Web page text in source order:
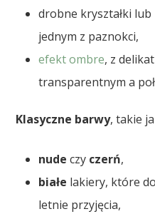
drobne kryształki
jednym z paznokci,
efekt ombre, z
transparentnym a
Klasyczne barwy, takie
nude czy czerń,
białe lakiery, które
letnie przyjęcia,